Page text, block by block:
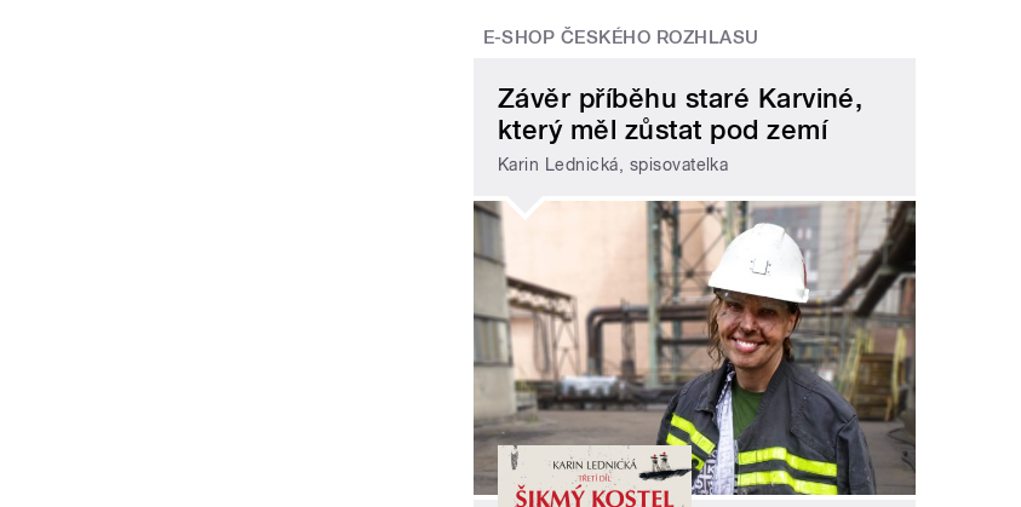
E-SHOP ČESKÉHO ROZHLASU
Závěr příběhu staré Karviné,
který měl zůstat pod zemí
Karin Lednická, spisovatelka